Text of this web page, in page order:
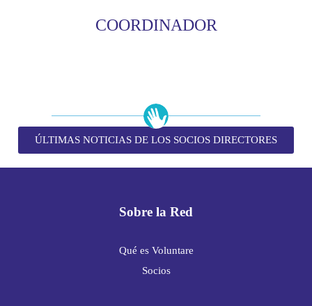
COORDINADOR
ÚLTIMAS NOTICIAS DE LOS SOCIOS DIRECTORES
Sobre la Red
Qué es Voluntare
Socios